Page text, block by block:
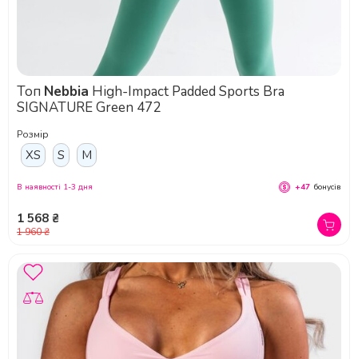
Топ Nebbia High-Impact Padded Sports Bra
SIGNATURE Green 472
Розмір
XS S M
1 568 ₴
1 960 ₴
В наявності 1-3 дня +47 бонусів